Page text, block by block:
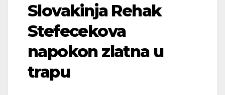
Slovakinja Rehak
Stefecekova
napokon zlatna u
trapu